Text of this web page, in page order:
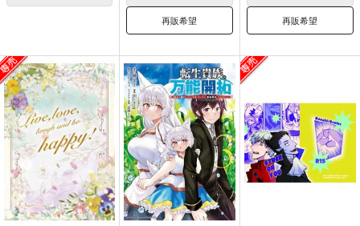
再販希望 再販希望